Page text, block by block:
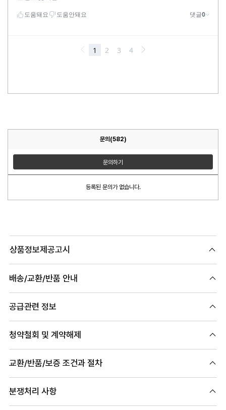
문의(582)
문의하기
등록된 문의가 없습니다.
상품정보제공고시
배송/교환/반품 안내
공급관련 정보
청약철회 및 계약해제
교환/반품/보증 조건과 절차
분쟁처리 사항